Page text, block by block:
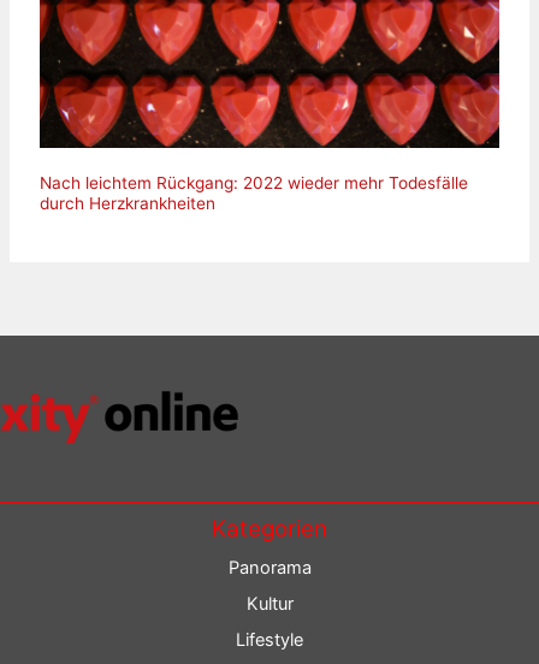
Nach leichtem Rückgang: 2022 wieder mehr Todesfälle
durch Herzkrankheiten
Kategorien
Panorama
Kultur
Lifestyle